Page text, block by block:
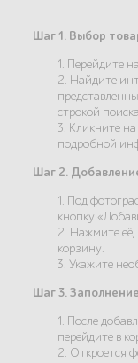
Шаг 1. Выбор
1. Перейдите
2. Найдите
строкой
3. Кликните
подробной
Шаг 2.
1. Под
кнопку
2. Нажмите её,
корзину.
3. Укажите
Шаг 3.
1. После
перейдите в
2. Откроется